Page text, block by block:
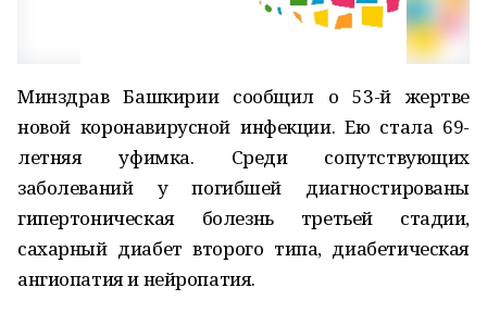
Минздрав Башкирии сообщил о 53-й жертве
новой коронавирусной инфекции. Ею стала 69-
летняя уфимка. Среди сопутствующих
заболеваний у погибшей диагностированы
гипертоническая болезнь третьей стадии,
сахарный диабет второго типа, диабетическая
ангиопатия и нейропатия.